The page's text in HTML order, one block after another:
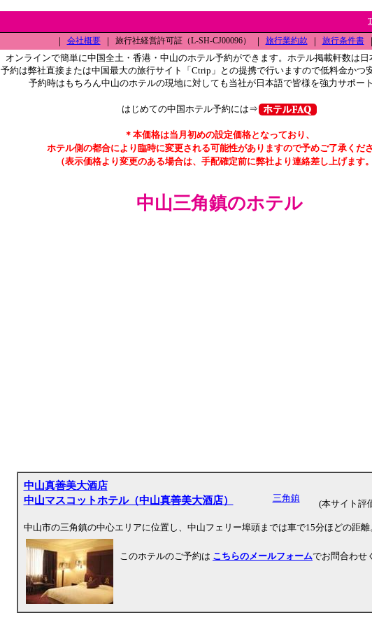
｜ 会社概要 ｜ 旅行社経営許可証（L-SH-CJ00096） ｜ 旅行業約款 ｜ 旅行条件書 ｜
オンラインで簡単に中国全土・香港・中山のホテル予約ができます。ホテル掲載軒数は日
予約は弊社直接または中国最大の旅行サイト「Ctrip」との提携で行いますので低料金かつ
予約時はもちろん中山のホテルの現地に対しても当社が日本語で皆様を強力サポート
はじめての中国ホテル予約には⇒
＊本価格は当月初めの設定価格となっており、
ホテル側の都合により臨時に変更される可能性がありますので予めご了承くださ
（表示価格より変更のある場合は、手配確定前に弊社より連絡差し上げます。
中山三角鎮のホテル
中山真善美大酒店
中山マスコットホテル（中山真善美大酒店）
三角鎮
(本サイト評
中山市の三角鎮の中心エリアに位置し、中山フェリー埠頭までは車で15分ほどの距離
このホテルのご予約は こちらのメールフォームでお問合わせ